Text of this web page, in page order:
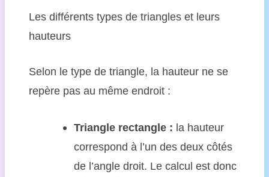
Les différents types de triangles et leurs
hauteurs
Selon le type de triangle, la hauteur ne se
repère pas au même endroit :
Triangle rectangle : la hauteur
correspond à l’un des deux côtés
de l’angle droit. Le calcul est donc